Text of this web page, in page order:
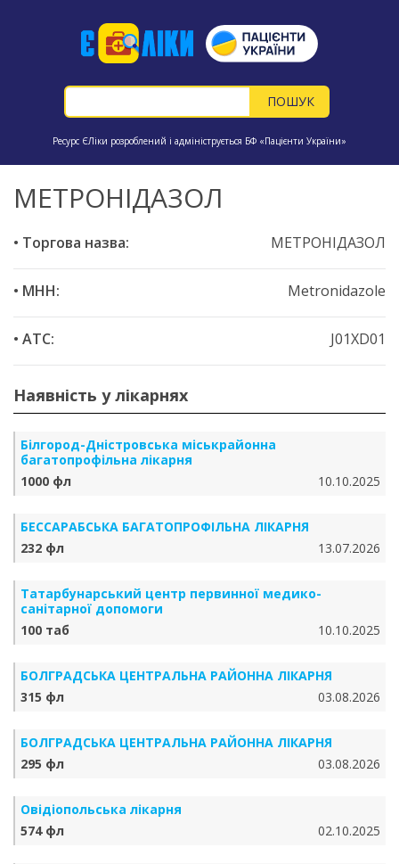
Ресурс ЄЛіки розроблений і адмініструється БФ «Пацієнти України»
МЕТРОНІДАЗОЛ
• Торгова назва: МЕТРОНІДАЗОЛ
• МНН: Metronidazole
• ATC: J01XD01
Наявність у лікарнях
Білгород-Дністровська міськрайонна
багатопрофільна лікарня
1000 фл
10.10.2025
БЕССАРАБСЬКА БАГАТОПРОФІЛЬНА ЛІКАРНЯ
232 фл
13.07.2026
Татарбунарський центр первинної медико-
санітарної допомоги
100 таб
10.10.2025
БОЛГРАДСЬКА ЦЕНТРАЛЬНА РАЙОННА ЛІКАРНЯ
315 фл
03.08.2026
БОЛГРАДСЬКА ЦЕНТРАЛЬНА РАЙОННА ЛІКАРНЯ
295 фл
03.08.2026
Овідіопольська лікарня
574 фл
02.10.2025